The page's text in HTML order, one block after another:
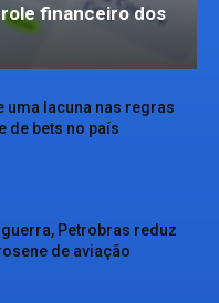
financeiro dos
uma lacuna nas regras
de bets no país
Petrobras reduz
de aviação